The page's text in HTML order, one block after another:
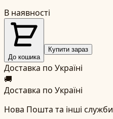
В наявності
До кошика
Купити зараз
Доставка по Україні
🚚
Доставка по Україні
Нова Пошта та інші служби